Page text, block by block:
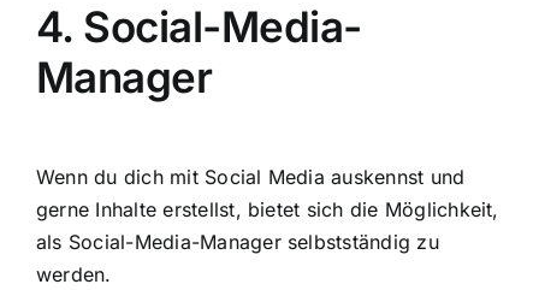
4. Social-Media-
Manager
Wenn du dich mit Social Media auskennst und
gerne Inhalte erstellst, bietet sich die Möglichkeit,
als Social-Media-Manager selbstständig zu
werden.